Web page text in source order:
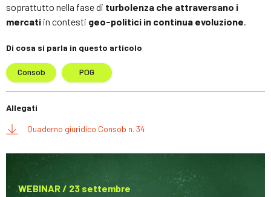
soprattutto nella fase di turbolenza che attraversano i
mercati in contesti geo-politici in continua evoluzione.
Di cosa si parla in questo articolo
Consob POG
Allegati
Quaderno giuridico Consob n. 34
WEBINAR / 23 settembre